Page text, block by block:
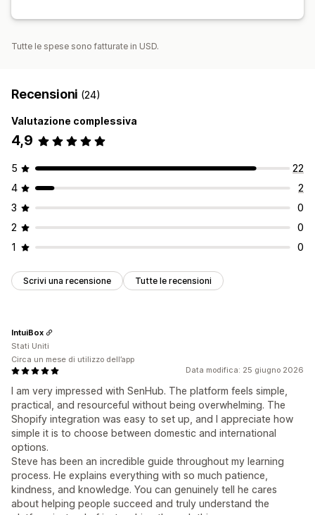
Tutte le spese sono fatturate in USD.
Recensioni (24)
Valutazione complessiva
4,9
5
22
4
2
3
0
2
0
1
0
Scrivi una recensione Tutte le recensioni
Data modifica: 25 giugno 2026
I am very impressed with SenHub. The platform feels simple,
practical, and resourceful without being overwhelming. The
Shopify integration was easy to set up, and I appreciate how
simple it is to choose between domestic and international
options.
Steve has been an incredible guide throughout my learning
process. He explains everything with so much patience,
kindness, and knowledge. You can genuinely tell he cares
about helping people succeed and truly understand the
IntuiBox
Stati Uniti
Circa un mese di utilizzo dell’app